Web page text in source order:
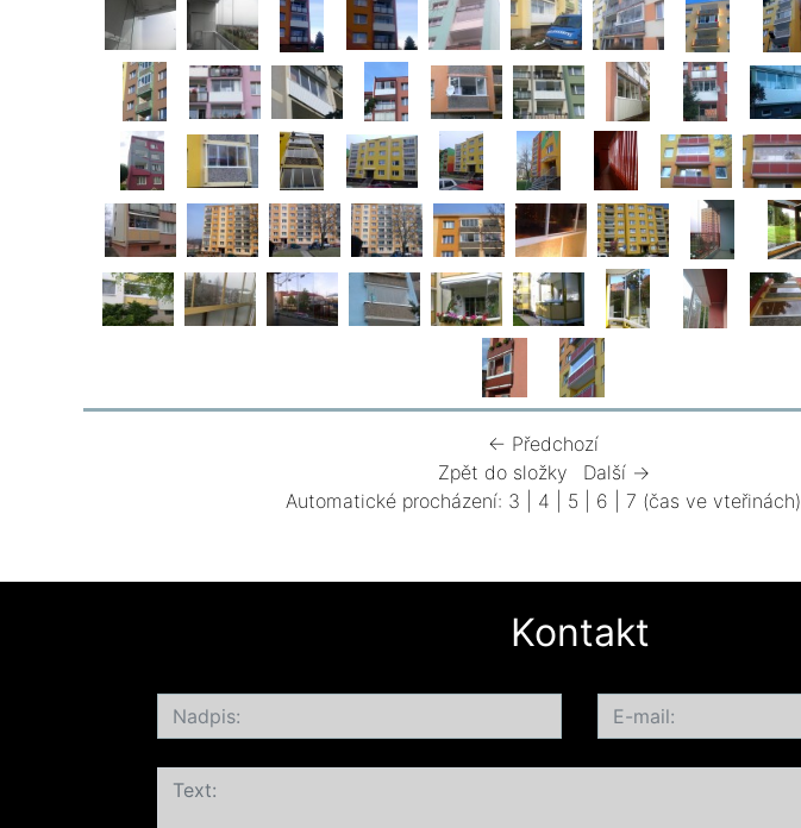
← Předchozí
Zpět do složky
Další →
Automatické procházení: 3 4 5 6 7 (čas ve vteřinách)
Kontakt